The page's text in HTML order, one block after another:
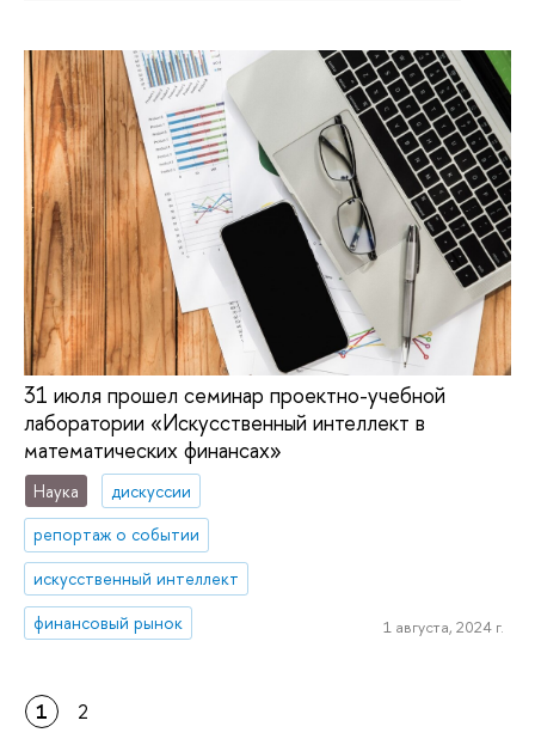
31 июля прошел семинар проектно-учебной
лаборатории «Искусственный интеллект в
математических финансах»
Наука
дискуссии
репортаж о событии
искусственный интеллект
финансовый рынок
1 августа, 2024 г.
1 2